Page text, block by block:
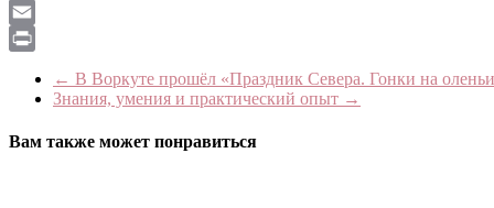
LiveJournal
Email
← В Воркуте прошёл «Праздник Севера. Гонки на
Знания, умения и практический опыт →
Вам также может понравиться